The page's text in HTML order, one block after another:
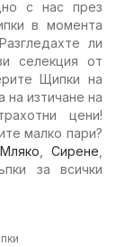
с нас през
в момента
ли
селекция от
Щипки на
на изтичане на
цени!
малко пари?
Мляко,Сирене,
за всички